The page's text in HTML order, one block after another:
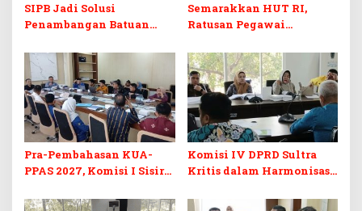
SIPB Jadi Solusi
Penambangan Batuan
di Sultra
Semarakkan HUT RI,
Ratusan Pegawai
Ikuti Lomba Bola Gotong
Pra-Pembahasan KUA-
PPAS 2027, Komisi I Sisir
Berkelanjutan
Komisi IV DPRD Sultra
Kritis dalam Harmonisasi
Perubahan APBD 2026